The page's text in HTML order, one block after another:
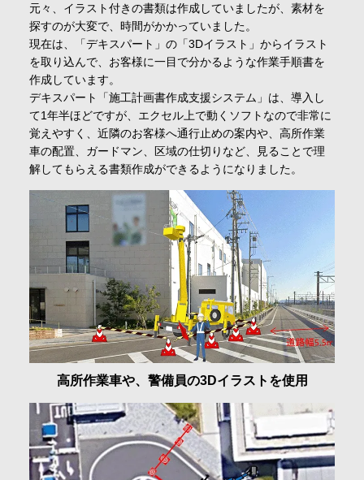
元々、イラスト付きの書類は作成していましたが、素材を
探すのが大変で、時間がかかっていました。
現在は、「デキスパート」の「3Dイラスト」からイラスト
を取り込んで、お客様に一目で分かるような作業手順書を
作成しています。
デキスパート「施工計画書作成支援システム」は、導入し
て1年半ほどですが、エクセル上で動くソフトなので非常に
覚えやすく、近隣のお客様へ通行止めの案内や、高所作業
車の配置、ガードマン、区域の仕切りなど、見ることで理
解してもらえる書類作成ができるようになりました。
高所作業車や、警備員の3Dイラストを使用